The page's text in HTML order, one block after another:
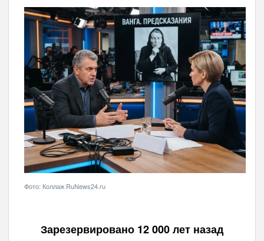
Фото: Коллаж RuNews24.ru
Зарезервировано 12 000 лет назад